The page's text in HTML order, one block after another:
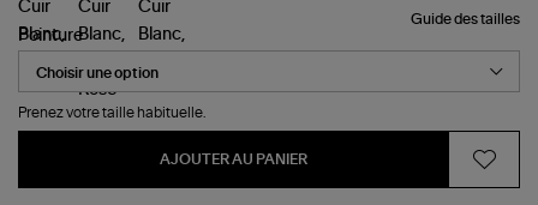
Guide des tailles
Pointure
Prenez votre taille habituelle.
AJOUTER AU PANIER